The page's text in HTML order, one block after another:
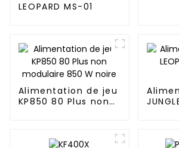
LEOPARD MS-01
Alimentation de jeu
KP850 80 Plus non